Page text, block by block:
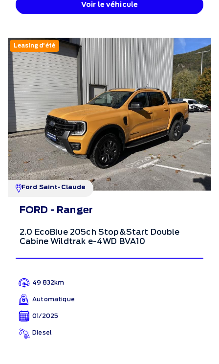
Voir le véhicule
Leasing d'été
Ford Saint-Claude
FORD - Ranger
2.0 EcoBlue 205ch Stop&Start Double
Cabine Wildtrak e-4WD BVA10
49 832km
Automatique
01/2025
Diesel